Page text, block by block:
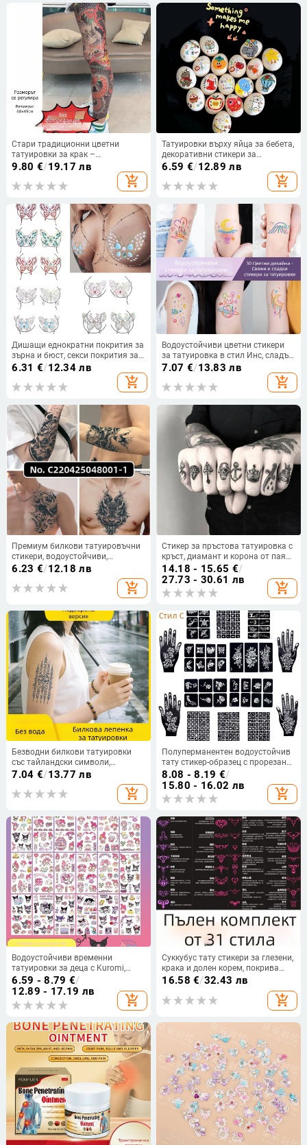
дълготрайни
Стари традиционни цветни
татуировки за крак –
водоустойчиви, издръжливи на
износване 3–5 дни, унисекс,
японски стил дракон и пиония
9.80 €/19.17 лв
add_shopping_cart
Татуировки върху яйца за бебета,
декоративни стикери за
пълнолуние, 100 дни и рожден
6.59 €/12.89 лв
add_shopping_cart
Дишащи еднократни покрития за
зърна и бюст, секси покрития за
зърна и временни татуировки-
6.31 €/12.34 лв
add_shopping_cart
Водоустойчиви цветни стикери
за татуировка в стил Инс, сладък
карикатурен дизайн,
дълготрайни за ръка и ключица,
за жените
7.07 €/13.83 лв
add_shopping_cart
Премиум билкови татуировъчни
стикери, водоустойчиви,
дълготрайни, японски
традиционен стил, за ръце, крака
и талия.
6.23 €/12.18 лв
add_shopping_cart
Стикер за пръстова татуировка с
кръст, диамант и корона от паяк
— Guangzhou Xiangrun — стил
Друг
14.18 - 15.65 €/
27.73 - 30.61 лв
add_shopping_cart
Безводни билкови татуировки
със тайландски символи,
полуперманентни,
водоустойчиви и дълготрайни —
реалистични стикери за
7.04 €/13.77 лв
add_shopping_cart
Полуперманентен водоустойчив
тату стикер-образец с прорезан
дизайн, подходящ за всички
полове, временна татуировка
8.08 - 8.19 €/
15.80 - 16.02 лв
add_shopping_cart
Водоустойчиви временни
татуировки за деца с Kuromi,
Capybara и Melody
6.59 - 8.79 €/
12.89 - 17.19 лв
add_shopping_cart
Суккубус тату стикери за глезени,
крака и долен корем, покрива
белези, водоустойчиви,
дълготрайни, цветни, дискретни,
секси, срамежлива прислужница
16.58 €/32.43 лв
add_shopping_cart